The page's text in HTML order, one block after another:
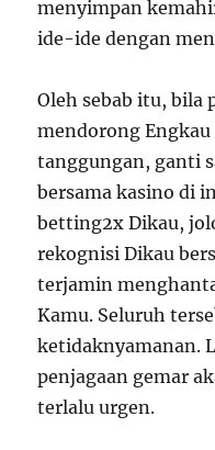
menyimpan
ide-ide dengan
Oleh sebab itu, bila
mendorong
tanggungan, ganti
bersama kasino di
betting2x Dikau,
rekognisi Dikau
terjamin
Kamu. Seluruh
ketidaknyamanan.
penjagaan gemar
terlalu urgen.